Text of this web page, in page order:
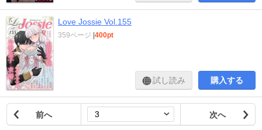
Love Jossie Vol.155
359ページ |400pt
試し読み 購入する
前へ 次へ